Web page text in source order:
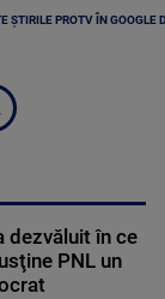
ȘTIRILE PROTV ÎN GOOGLE
dezvăluit în ce
PNL un